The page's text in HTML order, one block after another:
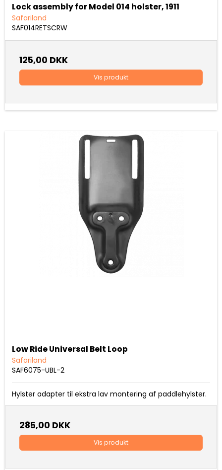
Lock assembly for Model 014 holster, 1911
Safariland
SAF014RETSCRW
125,00 DKK
Vis produkt
Low Ride Universal Belt Loop
Safariland
SAF6075-UBL-2
Hylster adapter til ekstra lav montering af paddlehylster.
285,00 DKK
Vis produkt